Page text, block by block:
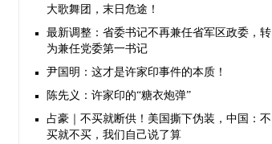
大歌舞团，末日危途！
最新调整：省委书记不再兼任省军区政委，转
为兼任党委第一书记
尹国明：这才是许家印事件的本质！
陈先义：许家印的“糖衣炮弹”
占豪｜不买就断供！美国撕下伪装，中国：不
买就不买，我们自己说了算